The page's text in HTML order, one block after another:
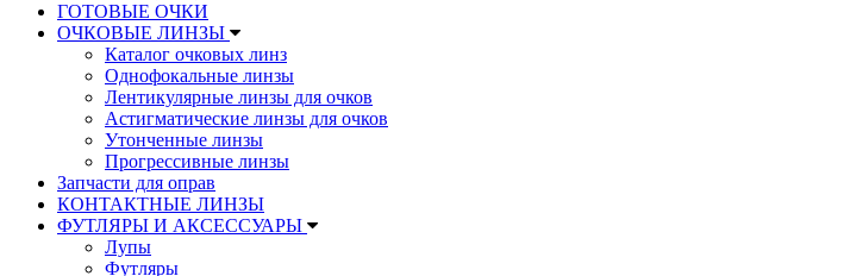
ГОТОВЫЕ ОЧКИ
ОЧКОВЫЕ ЛИНЗЫ
Каталог очковых линз
Однофокальные линзы
Лентикулярные линзы для очков
Астигматические линзы для очков
Утонченные линзы
Прогрессивные линзы
Запчасти для оправ
КОНТАКТНЫЕ ЛИНЗЫ
ФУТЛЯРЫ И АКСЕССУАРЫ
Лупы
Футляры